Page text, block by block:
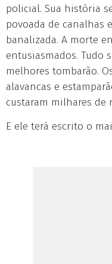
policial. Sua história
povoada de canalhas
banalizada. A morte
entusiasmados. Tudo
melhores tombarão.
alavancas e
custaram milhares de
E ele terá escrito o